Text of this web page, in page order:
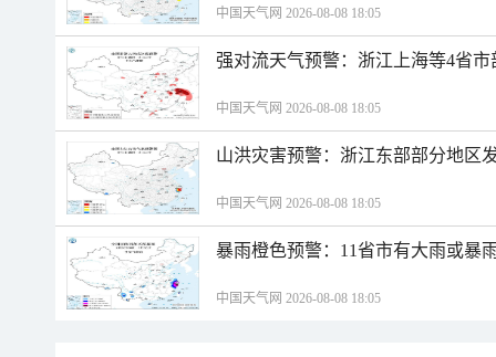
中国天气网 2026-08-08 18:05
强对流天气预警：浙江上海等4省
中国天气网 2026-08-08 18:05
山洪灾害预警：浙江东部部分地区
中国天气网 2026-08-08 18:05
暴雨橙色预警：11省市有大雨或暴
中国天气网 2026-08-08 18:05